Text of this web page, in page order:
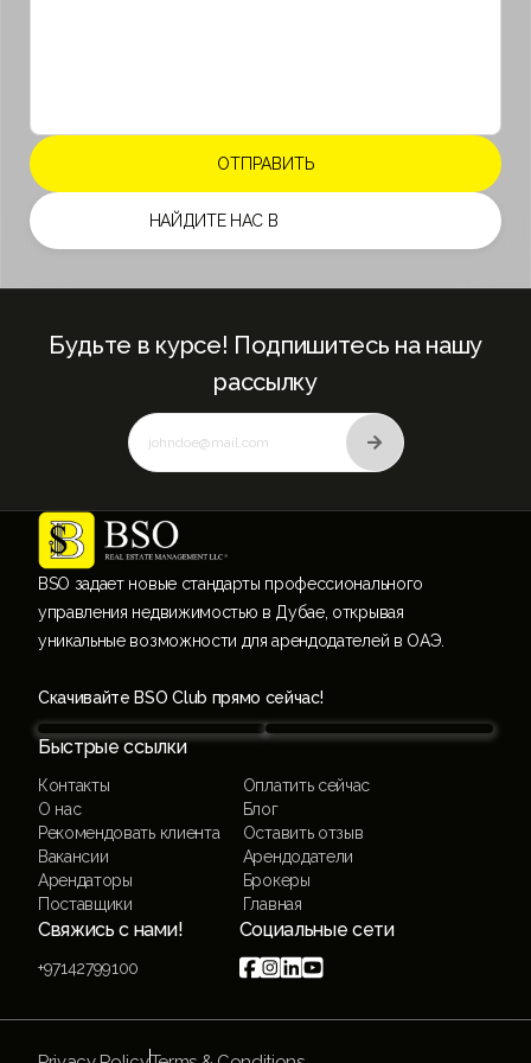
НАЙДИТЕ НАС В
BSO задает новые стандарты профессионального
управления недвижимостью в Дубае, открывая
уникальные возможности для арендодателей в ОАЭ.
Скачивайте BSO Club прямо сейчас!
Быстрые ссылки
Контакты
Оплатить сейчас
О нас
Блог
Рекомендовать клиента
Оставить отзыв
Вакансии
Арендодатели
Арендаторы
Брокеры
Поставщики
Главная
Свяжись с нами!
+97142799100
Социальные сети

Будьте в курсе! Подпишитесь на нашу
рассылку